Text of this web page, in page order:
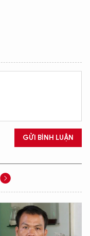
GỬI BÌNH LUẬN